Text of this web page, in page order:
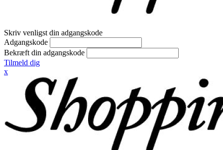
Skriv venligst din adgangskode
Adgangskode
Bekræft din adgangskode
Tilmeld dig
x